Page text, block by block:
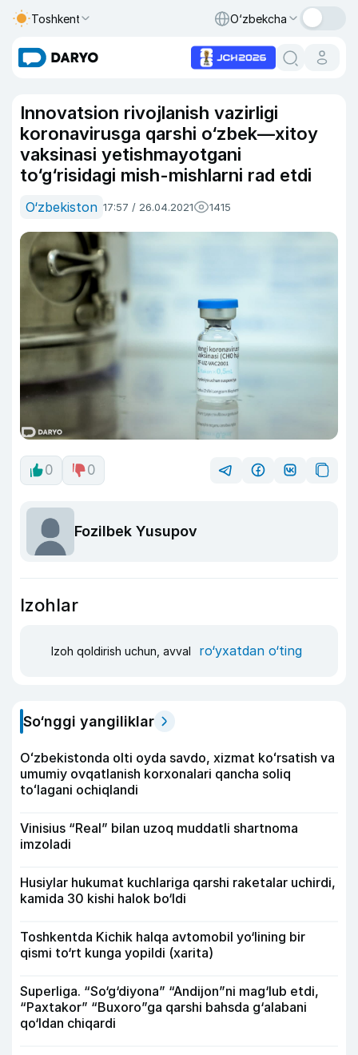
Toshkent O‘zbekcha
Innovatsion rivojlanish vazirligi
koronavirusga qarshi o‘zbek—xitoy
vaksinasi yetishmayotgani
to‘g‘risidagi mish-mishlarni rad etdi
O‘zbekiston 17:57 / 26.04.2021 1415
0 0
Fozilbek Yusupov
Izohlar
Izoh qoldirish uchun, avval ro‘yxatdan o‘ting
So‘nggi yangiliklar
Oʻzbekistonda olti oyda savdo, xizmat koʻrsatish va
umumiy ovqatlanish korxonalari qancha soliq
toʻlagani ochiqlandi
Vinisius “Real” bilan uzoq muddatli shartnoma
imzoladi
Husiylar hukumat kuchlariga qarshi raketalar uchirdi,
kamida 30 kishi halok bo‘ldi
Toshkentda Kichik halqa avtomobil yo‘lining bir
qismi to‘rt kunga yopildi (xarita)
Superliga. “So‘g‘diyona” “Andijon”ni mag‘lub etdi,
“Paxtakor” “Buxoro”ga qarshi bahsda g‘alabani
qo‘ldan chiqardi